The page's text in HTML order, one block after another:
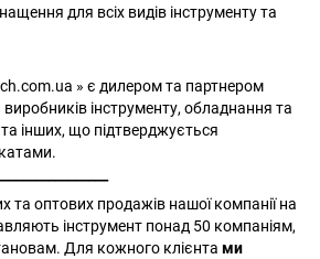
для всіх видів інструменту та
» є дилером та партнером
виробників інструменту, обладнання та
інших, що підтверджується
та оптових продажів нашої компанії на
інструмент понад 50 компаніям,
Для кожного клієнта ми